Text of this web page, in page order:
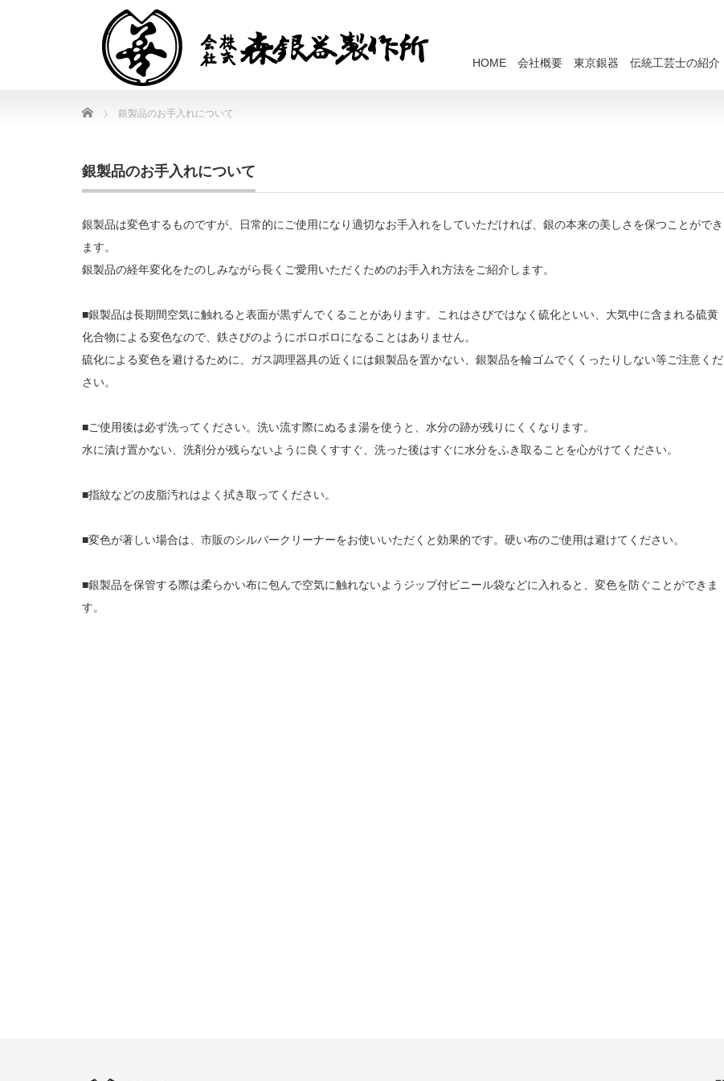
HOME 会社概要 東京銀器 伝統工芸士の紹介
Home 銀製品のお手入れについて
銀製品のお手入れについて
銀製品は変色するものですが、日常的にご使用になり適切なお手入れをしていただければ、銀の本来の美しさを保つことができ
ます。
銀製品の経年変化をたのしみながら長くご愛用いただくためのお手入れ方法をご紹介します。
■銀製品は長期間空気に触れると表面が黒ずんでくることがあります。これはさびではなく硫化といい、大気中に含まれる硫黄
化合物による変色なので、鉄さびのようにボロボロになることはありません。
硫化による変色を避けるために、ガス調理器具の近くには銀製品を置かない、銀製品を輪ゴムでくくったりしない等ご注意くだ
さい。
■ご使用後は必ず洗ってください。洗い流す際にぬるま湯を使うと、水分の跡が残りにくくなります。
水に漬け置かない、洗剤分が残らないように良くすすぐ、洗った後はすぐに水分をふき取ることを心がけてください。
■指紋などの皮脂汚れはよく拭き取ってください。
■変色が著しい場合は、市販のシルバークリーナーをお使いいただくと効果的です。硬い布のご使用は避けてください。
■銀製品を保管する際は柔らかい布に包んで空気に触れないようジップ付ビニール袋などに入れると、変色を防ぐことができま
す。